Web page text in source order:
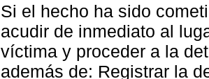
Si el hecho ha sido
acudir de inmediato al
víctima y proceder a la
además de: Registrar la